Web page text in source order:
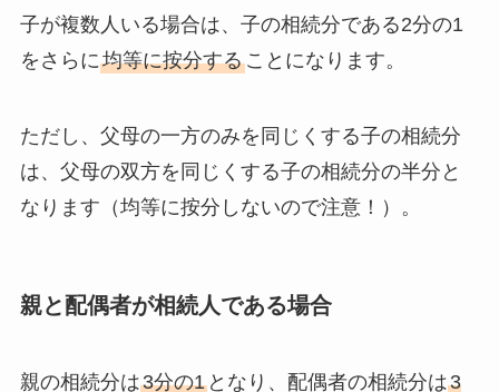
子が複数人いる場合は、子の相続分である2分の1
をさらに均等に按分することになります。
ただし、父母の一方のみを同じくする子の相続分
は、父母の双方を同じくする子の相続分の半分と
なります（均等に按分しないので注意！）。
親と配偶者が相続人である場合
親の相続分は3分の1となり、配偶者の相続分は3